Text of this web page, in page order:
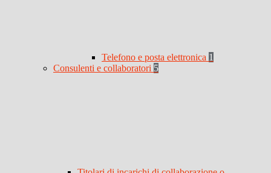
Telefono e posta elettronica 1
Consulenti e collaboratori 5